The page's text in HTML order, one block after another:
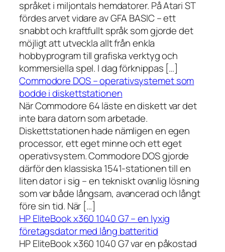
språket i miljontals hemdatorer. På Atari ST
fördes arvet vidare av GFA BASIC – ett
snabbt och kraftfullt språk som gjorde det
möjligt att utveckla allt från enkla
hobbyprogram till grafiska verktyg och
kommersiella spel. I dag förknippas […]
Commodore DOS – operativsystemet som
bodde i diskettstationen
När Commodore 64 läste en diskett var det
inte bara datorn som arbetade.
Diskettstationen hade nämligen en egen
processor, ett eget minne och ett eget
operativsystem. Commodore DOS gjorde
därför den klassiska 1541-stationen till en
liten dator i sig – en tekniskt ovanlig lösning
som var både långsam, avancerad och långt
före sin tid. När […]
HP EliteBook x360 1040 G7 – en lyxig
företagsdator med lång batteritid
HP EliteBook x360 1040 G7 var en påkostad